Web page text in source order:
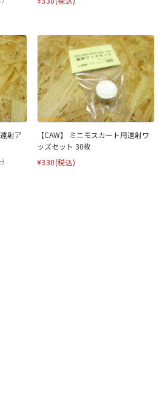
射ア
)
【CAW】 ミニモスカート用遠射ワ
ッズセット 30枚
¥330(税込)